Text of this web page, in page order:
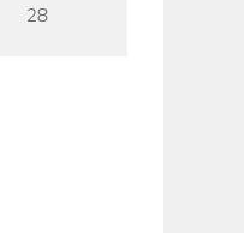
28